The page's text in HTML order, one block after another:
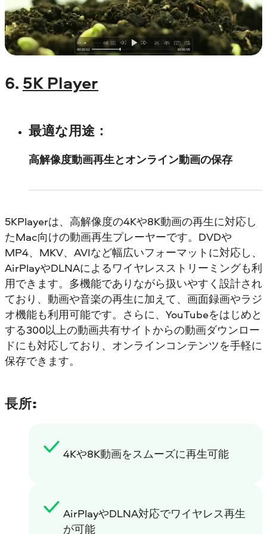
6. 5K Player
最適な用途 ：
高解像度動画再生とオンライン動画の保存
5KPlayerは、高解像度の4Kや8K動画の再生に対応し
たMac向けの動画再生プレーヤーです。DVDや
MP4、MKV、AVIなど幅広いフォーマットに対応し、
AirPlayやDLNAによるワイヤレスストリーミングも利
用できます。多機能でありながら扱いやすく設計され
ており、動画や音楽の再生に加えて、画面録画やラジ
オ機能も利用可能です。さらに、YouTubeをはじめと
する300以上の動画共有サイトからの動画ダウンロー
ドにも対応しており、オンラインコンテンツを手軽に
保存できます。
長所:
4Kや8K動画をスムーズに再生可能
AirPlayやDLNA対応でワイヤレス再生
が可能